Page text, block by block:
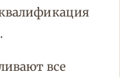
все